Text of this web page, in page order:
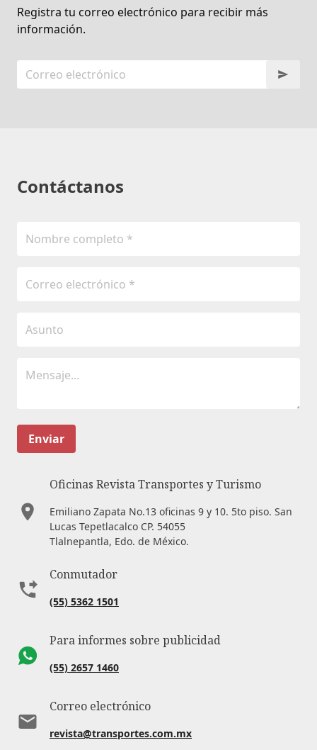
Registra tu correo electrónico para recibir más
información.
Contáctanos
Enviar
Oficinas Revista Transportes y Turismo
Emiliano Zapata No.13 oficinas 9 y 10. 5to piso. San
Lucas Tepetlacalco CP. 54055
Tlalnepantla, Edo. de México.
Conmutador
(55) 5362 1501
Para informes sobre publicidad
(55) 2657 1460
Correo electrónico
revista@transportes.com.mx